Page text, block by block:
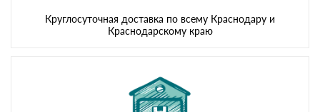
Круглосуточная доставка по всему Краснодару и
Краснодарскому краю